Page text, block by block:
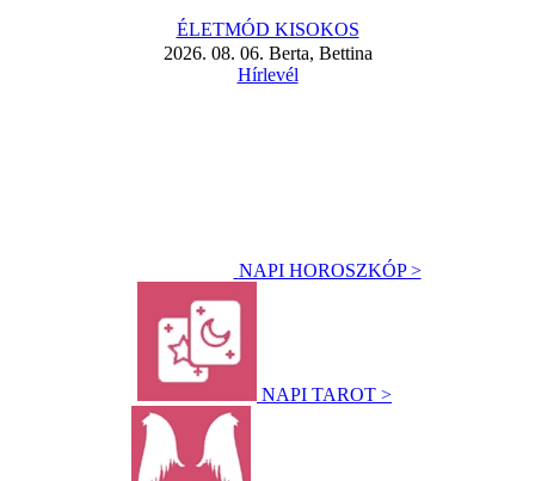
ÉLETMÓD KISOKOS
2026. 08. 06. Berta, Bettina
Hírlevél
NAPI HOROSZKÓP >
NAPI TAROT >